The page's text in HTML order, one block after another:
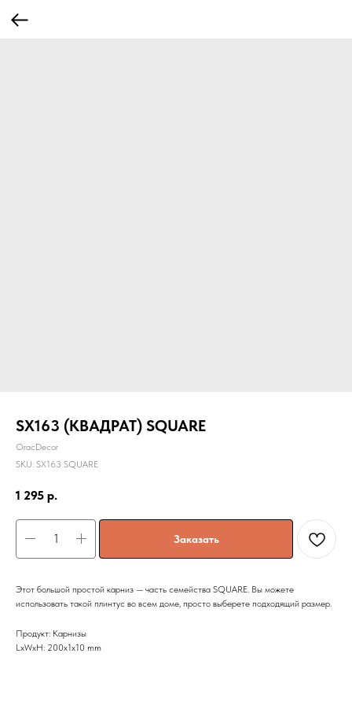
SX163 (КВАДРАТ) SQUARE
OracDecor
SKU: SX163 SQUARE
1 295 р.
Заказать
Этот большой простой карниз — часть семейства SQUARE. Вы можете
использовать такой плинтус во всем доме, просто выберете подходящий размер.
Продукт: Карнизы
LxWxH: 200x1x10 mm